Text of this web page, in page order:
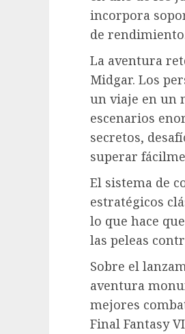
incorpora
de
La aventura
Midgar. Los
un viaje en un
escenarios
secretos,
superar
El sistema de
estratégicos
lo que hace
las peleas
Sobre el
aventura
mejores
Final Fantasy